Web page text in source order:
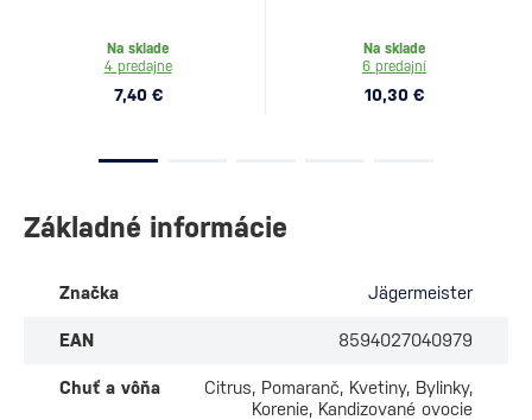
Na sklade
4 predajne
7,40 €
Na sklade
6 predajní
10,30 €
Základné informácie
Značka Jägermeister
EAN 8594027040979
Chuť a vôňa
Citrus, Pomaranč, Kvetiny, Bylinky,
Korenie, Kandizované ovocie